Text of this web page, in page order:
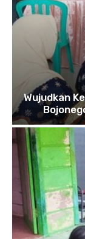
Wujudkan